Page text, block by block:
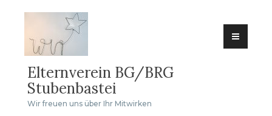
springen
Elternverein BG/BRG
Stubenbastei
Wir freuen uns über Ihr Mitwirken